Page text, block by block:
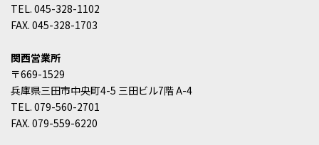
TEL. 045-328-1102
FAX. 045-328-1703
関西営業所
〒669-1529
兵庫県三田市中央町4-5 三田ビル7階 A-4
TEL. 079-560-2701
FAX. 079-559-6220